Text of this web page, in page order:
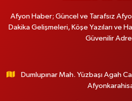
Afyon Haber; Güncel ve Tarafsız
Dakika Gelişmeleri, Köşe Yazıları ve
Güvenilir
Dumlupınar Mah. Yüzbaşı Agah